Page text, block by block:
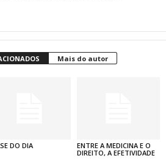
Mais do autor
DO DIA
ENTRE A MEDICINA E O
DIREITO, A EFETIVIDADE